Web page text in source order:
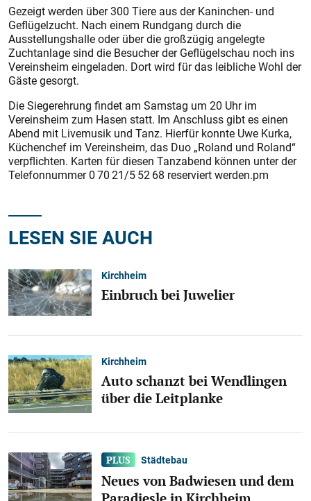
Gezeigt werden über 300 Tiere aus der Kaninchen- und
Geflügelzucht. Nach einem Rundgang durch die
Ausstellungshalle oder über die großzügig angelegte
Zuchtanlage sind die Besucher der Geflügelschau noch ins
Vereinsheim eingeladen. Dort wird für das leibliche Wohl der
Gäste gesorgt.
Die Siegerehrung findet am Samstag um 20 Uhr im
Vereinsheim zum Hasen statt. Im Anschluss gibt es einen
Abend mit Livemusik und Tanz. Hierfür konnte Uwe Kurka,
Küchenchef im Vereinsheim, das Duo „Roland und Roland“
verpflichten. Karten für diesen Tanzabend können unter der
Telefonnummer 0 70 21/5 52 68 reserviert werden.pm
LESEN SIE AUCH
Kirchheim
Einbruch bei Juwelier
Kirchheim
Auto schanzt bei Wendlingen
über die Leitplanke
Städtebau
Neues von Badwiesen und dem